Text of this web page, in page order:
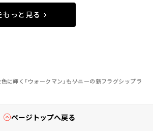
もっと見る
に輝く「ウォークマン」も――ソニーの新フラグシップラ
ページトップへ戻る